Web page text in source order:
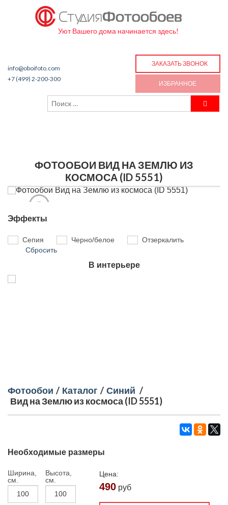
Уют Вашего дома начинается здесь!
info@oboifoto.com
+7 (499) 2-200-300
ЗАКАЗАТЬ ЗВОНОК
ИЗБРАННОЕ
ФОТООБОИ ВИД НА ЗЕМЛЮ ИЗ
КОСМОСА (ID 5551)
Эффекты
Сепия Черно/белое
Отзеркалить
Сбросить
В интерьере
Фотообои / Каталог / Синий /
Вид на Землю из космоса (ID 5551)
Необходимые размеры
Ширина,
см.
Высота,
см.
Цена:
490 руб